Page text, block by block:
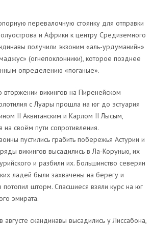
перевалочную стоянку для отправки
и Африки к центру Средиземного
получили экзоним «аль-урдуманийн»
(огнепоклонники), которое позднее
определению «поганые».
викингов на Пиренейском
с Луары прошла на юг до эстуария
II Аквитанским и Карлом II Лысым,
своём пути сопротивления.
пустились грабить побережья Астурии и
викингов высадились в Ла-Корунью, их
и разбили их. Большинство северян
ладей были захвачены на берегу и
шторм. Спасшиеся взяли курс на юг
эмирата.
августе скандинавы высадились у Лиссабона,